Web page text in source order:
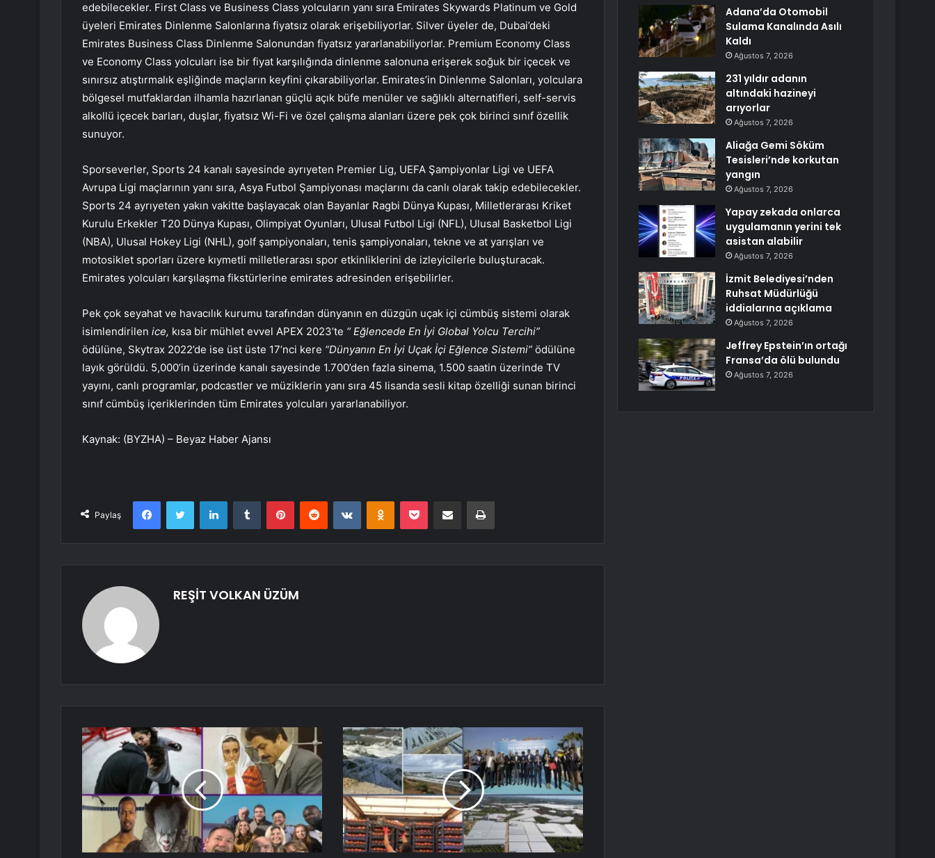
edebilecekler. First Class ve Business Class yolcuların yanı sıra Emirates Skywards Platinum ve Gold
üyeleri Emirates Dinlenme Salonlarına fiyatsız olarak erişebiliyorlar. Silver üyeler de, Dubai’deki
Emirates Business Class Dinlenme Salonundan fiyatsız yararlanabiliyorlar. Premium Economy Class
ve Economy Class yolcuları ise bir fiyat karşılığında dinlenme salonuna erişerek soğuk bir içecek ve
sınırsız atıştırmalık eşliğinde maçların keyfini çıkarabiliyorlar. Emirates’in Dinlenme Salonları, yolculara
bölgesel mutfaklardan ilhamla hazırlanan güçlü açık büfe menüler ve sağlıklı alternatifleri, self-servis
alkollü içecek barları, duşlar, fiyatsız Wi-Fi ve özel çalışma alanları üzere pek çok birinci sınıf özellik
sunuyor.
Sporseverler, Sports 24 kanalı sayesinde ayrıyeten Premier Lig, UEFA Şampiyonlar Ligi ve UEFA
Avrupa Ligi maçlarının yanı sıra, Asya Futbol Şampiyonası maçlarını da canlı olarak takip edebilecekler.
Sports 24 ayrıyeten yakın vakitte başlayacak olan Bayanlar Ragbi Dünya Kupası, Milletlerarası Kriket
Kurulu Erkekler T20 Dünya Kupası, Olimpiyat Oyunları, Ulusal Futbol Ligi (NFL), Ulusal Basketbol Ligi
(NBA), Ulusal Hokey Ligi (NHL), golf şampiyonaları, tenis şampiyonaları, tekne ve at yarışları ve
motosiklet sporları üzere kıymetli milletlerarası spor etkinliklerini de izleyicilerle buluşturacak.
Emirates yolcuları karşılaşma fikstürlerine emirates adresinden erişebilirler.
Pek çok seyahat ve havacılık kurumu tarafından dünyanın en düzgün uçak içi cümbüş sistemi olarak
isimlendirilen ice, kısa bir mühlet evvel APEX 2023’te “ Eğlencede En İyi Global Yolcu Tercihi”
ödülüne, Skytrax 2022’de ise üst üste 17’nci kere “Dünyanın En İyi Uçak İçi Eğlence Sistemi” ödülüne
layık görüldü. 5,000’in üzerinde kanalı sayesinde 1.700’den fazla sinema, 1.500 saatin üzerinde TV
yayını, canlı programlar, podcastler ve müziklerin yanı sıra 45 lisanda sesli kitap özelliği sunan birinci
sınıf cümbüş içeriklerinden tüm Emirates yolcuları yararlanabiliyor.
Kaynak: (BYZHA) – Beyaz Haber Ajansı
Paylaş
FacebookTwitter LinkedInTumblr PinterestReddit VKontakteOdnoklassniki
Pocket E-Posta ile paylaş Yazdır
REŞİT VOLKAN ÜZÜM
Adana’da Otomobil
Sulama Kanalında Asılı
Kaldı
Ağustos 7, 2026
231 yıldır adanın
altındaki hazineyi
arıyorlar
Ağustos 7, 2026
Aliağa Gemi Söküm
Tesisleri’nde korkutan
yangın
Ağustos 7, 2026
Yapay zekada onlarca
uygulamanın yerini tek
asistan alabilir
Ağustos 7, 2026
İzmit Belediyesi’nden
Ruhsat Müdürlüğü
iddialarına açıklama
Ağustos 7, 2026
Jeffrey Epstein’ın ortağı
Fransa’da ölü bulundu
Ağustos 7, 2026